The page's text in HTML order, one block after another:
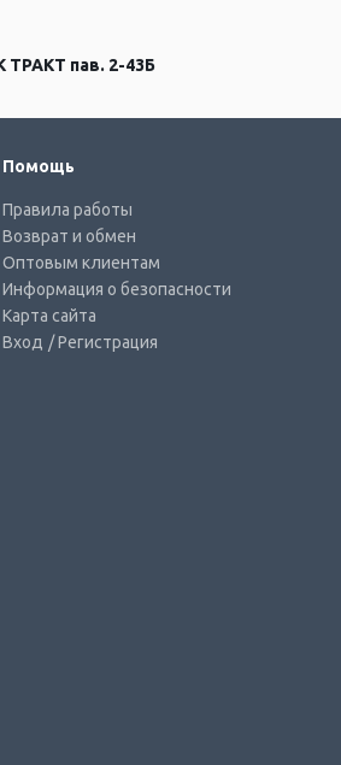
ТРАКТ пав. 2-43Б
Помощь
Правила работы
Возврат и обмен
Оптовым клиентам
Информация о безопасности
Карта сайта
Вход / Регистрация